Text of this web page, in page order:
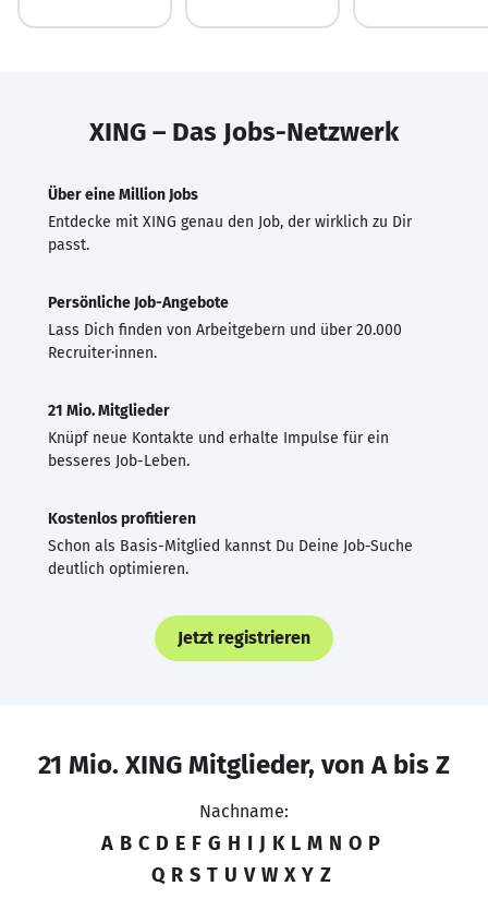
XING – Das Jobs-Netzwerk
Über eine Million Jobs
Entdecke mit XING genau den Job, der wirklich zu Dir
passt.
Persönliche Job-Angebote
Lass Dich finden von Arbeitgebern und über 20.000
Recruiter·innen.
21 Mio. Mitglieder
Knüpf neue Kontakte und erhalte Impulse für ein
besseres Job-Leben.
Kostenlos profitieren
Schon als Basis-Mitglied kannst Du Deine Job-Suche
deutlich optimieren.
Jetzt registrieren
21 Mio. XING Mitglieder, von A bis Z
Nachname:
A B C D E F G H I J K L M N O P
Q R S T U V W X Y Z